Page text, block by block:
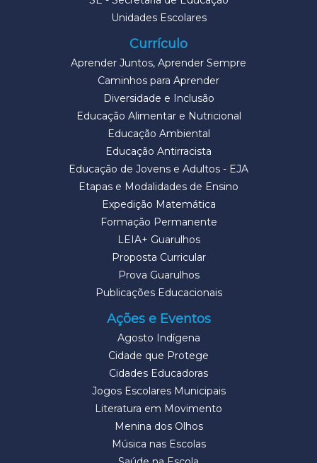
Unidades Escolares
Currículo
Aprender Juntos, Aprender Sempre
Caminhos para Aprender
Diversidade e Inclusão
Educação Alimentar e Nutricional
Educação Ambiental
Educação Antirracista
Educação de Jovens e Adultos - EJA
Etapas e Modalidades de Ensino
Expedição Matemática
Formação Permanente
LEIA+ Guarulhos
Proposta Curricular
Prova Guarulhos
Publicações Educacionais
Ações e Eventos
Agosto Indígena
Cidade que Protege
Cidades Educadoras
Jogos Escolares Municipais
Literatura em Movimento
Menina dos Olhos
Música nas Escolas